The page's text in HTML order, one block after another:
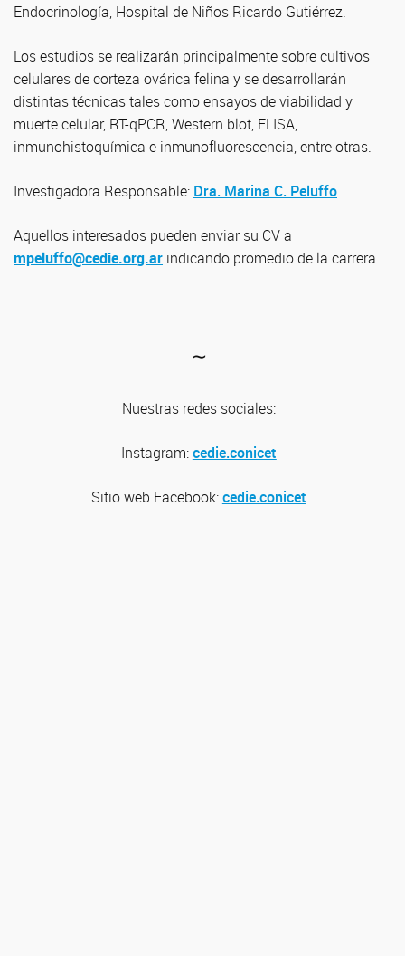
Endocrinología, Hospital de Niños Ricardo Gutiérrez.
Los estudios se realizarán principalmente sobre cultivos
celulares de corteza ovárica felina y se desarrollarán
distintas técnicas tales como ensayos de viabilidad y
muerte celular, RT-qPCR, Western blot, ELISA,
inmunohistoquímica e inmunofluorescencia, entre otras.
Investigadora Responsable: Dra. Marina C. Peluffo
Aquellos interesados pueden enviar su CV a
mpeluffo@cedie.org.ar indicando promedio de la carrera.
∼
Nuestras redes sociales:
Instagram:cedie.conicet
Sitio web Facebook:cedie.conicet